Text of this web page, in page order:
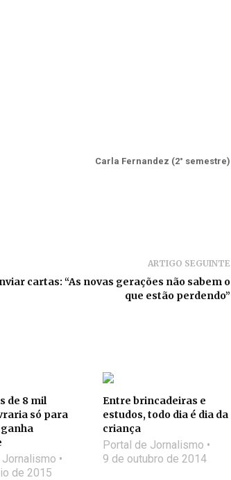
Carla Fernandez (2° semestre)
ARTIGO SEGUINTE
cartas: “As novas gerações não sabem o
que estão perdendo”
de 8 mil
só para
de 2015
Entre brincadeiras e
estudos, todo dia é dia da
criança
Portal de Jornalismo
9 de outubro de 2014